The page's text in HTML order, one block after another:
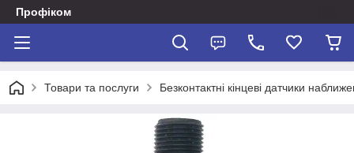
Профіком
Товари та послуги Безконтактні кінцеві датчики